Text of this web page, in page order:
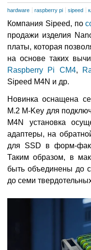
hardware raspberry pi sipeed
Компания Sipeed, по
продажи изделия
платы, которая
на основе таких
Raspberry Pi CM4,
Sipeed M4N и др.
Новинка оснащена
M.2 M-Key для
M4N установка
адаптеры, на
для SSD в форм-
Таким образом, в
быть объединены до
до семи